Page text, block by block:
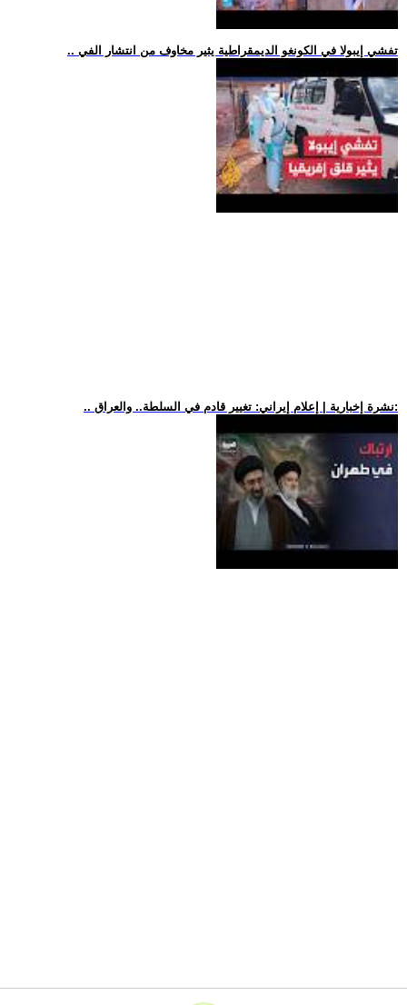
.. تفشي إيبولا في الكونغو الديمقراطية يثير مخاوف من انتشار الفي
.. نشرة إخبارية | إعلام إيراني: تغيير قادم في السلطة.. والعراق: